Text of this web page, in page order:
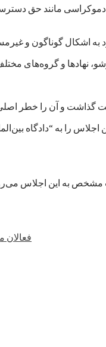
مانند حق
را به “دادگاه
فعالان